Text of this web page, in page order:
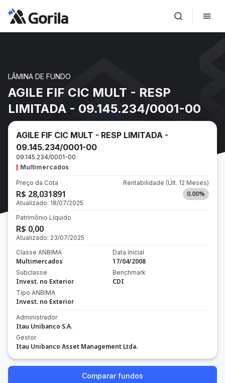
LÂMINA DE FUNDO
AGILE FIF CIC MULT - RESP
LIMITADA - 09.145.234/0001-00
AGILE FIF CIC MULT - RESP LIMITADA -
09.145.234/0001-00
09.145.234/0001-00
Multimercados
Preço da Cota
R$ 28,031891
Atualizado: 18/07/2025
Rentabilidade (Últ. 12 Meses)
0.00%
Patrimônio Líquido
R$ 0,00
Atualizado: 23/07/2025
Classe ANBIMA
Multimercados
Subclasse
Invest. no Exterior
Tipo ANBIMA
Invest. no Exterior
Data Inicial
17/04/2008
Benchmark
CDI
Administrador
Itau Unibanco S.A.
Gestor
Itau Unibanco Asset Management Ltda.
Comparar fundos